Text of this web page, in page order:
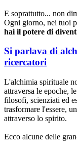
E soprattutto... non
Ogni giorno, nei tuoi
hai il potere di
Si parlava di
ricercatori
L'alchimia spirituale
attraversa le epoche,
filosofi, scienziati ed
trasformare l'essere,
attraverso lo spirito.
Ecco alcune delle